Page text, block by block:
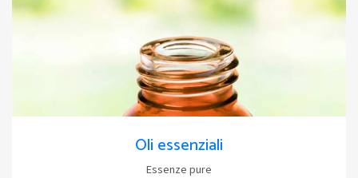
Oli essenziali
Essenze pure